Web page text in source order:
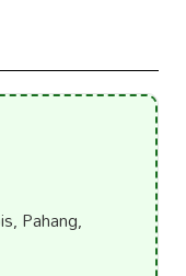
Pahang,